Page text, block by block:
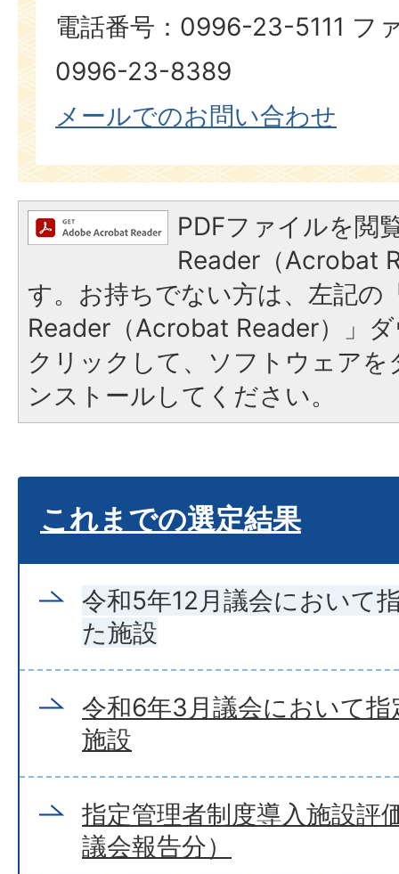
電話番号：0996-23-5111 フ
0996-23-8389​​​​​​​
メールでのお問い合わせ
PDFファイルを閲
Reader（Acrobat
す。お持ちでない方は、左記の
Reader（Acrobat Reader）」
クリックして、ソフトウェア
ンストールしてください。
これまでの選定結果
令和5年12月議会において
た施設
令和6年3月議会において
施設
指定管理者制度導入施設評
議会報告分）